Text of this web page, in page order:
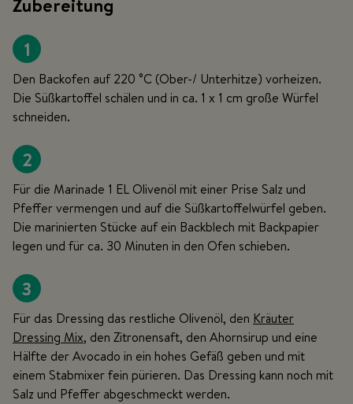
1
Den Backofen auf 220 °C (Ober-/ Unterhitze) vorheizen.
Die Süßkartoffel schälen und in ca. 1 x 1 cm große Würfel
schneiden.
2
Für die Marinade 1 EL Olivenöl mit einer Prise Salz und
Pfeffer vermengen und auf die Süßkartoffelwürfel geben.
Die marinierten Stücke auf ein Backblech mit Backpapier
legen und für ca. 30 Minuten in den Ofen schieben.
3
Für das Dressing das restliche Olivenöl, den Kräuter
Dressing Mix, den Zitronensaft, den Ahornsirup und eine
Hälfte der Avocado in ein hohes Gefäß geben und mit
einem Stabmixer fein pürieren. Das Dressing kann noch mit
Salz und Pfeffer abgeschmeckt werden.